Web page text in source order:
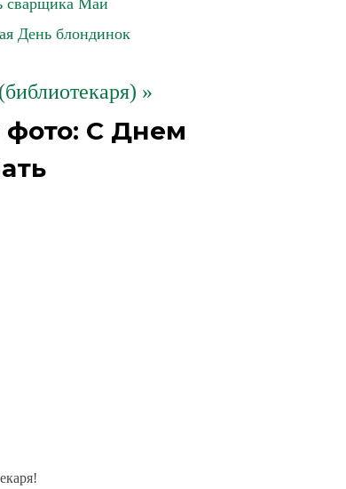
сварщика Май
День блондинок
»
С Днем